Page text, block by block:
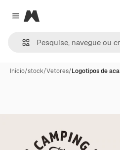
Close menu
Magnific
Início/stock/Vetores/Logotipos de